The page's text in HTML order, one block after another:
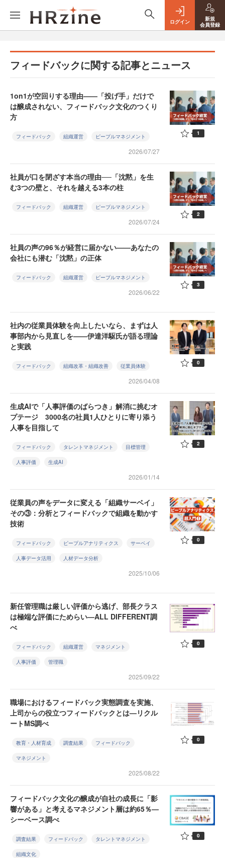
ログイン
新規
会員登録
フィードバックに関する記事とニュース
1on1が空回りする理由——「投げ手」だけで
は醸成されない、フィードバック文化のつくり
方
フィードバック 組織運営 ピープルマネジメント
2026/07/27
1
社員が口を閉ざす本当の理由──「沈黙」を生
む3つの壁と、それを越える3本の柱
フィードバック 組織運営 ピープルマネジメント
2026/07/24
2
社員の声の96％が経営に届かない——あなたの
会社にも潜む「沈黙」の正体
フィードバック 組織運営 ピープルマネジメント
2026/06/22
3
社内の従業員体験を向上したいなら、まずは人
事部内から見直しを——伊達洋駆氏が語る理論
と実践
フィードバック 組織改革・組織改善 従業員体験
2026/04/08
0
生成AIで「人事評価のばらつき」解消に挑むオ
プテージ 3000名の社員1人ひとりに寄り添う
人事を目指して
フィードバック タレントマネジメント 目標管理
人事評価 生成AI
2026/01/14
2
従業員の声をデータに変える「組織サーベイ」
その③：分析とフィードバックで組織を動かす
技術
フィードバック ピープルアナリティクス サーベイ
人事データ活用 人材データ分析
2025/10/06
0
新任管理職は厳しい評価から逃げ、部長クラス
は極端な評価にためらい—ALL DIFFERENT調
べ
フィードバック 組織運営 マネジメント
人事評価 管理職
2025/09/22
0
職場におけるフィードバック実態調査を実施、
上司からの役立つフィードバックとは—リクル
ートMS調べ
教育・人材育成 調査結果 フィードバック
マネジメント
2025/08/22
0
フィードバック文化の醸成が自社の成長に「影
響がある」と考えるマネジメント層は約65％—
シーベース調べ
調査結果 フィードバック タレントマネジメント
組織文化
0